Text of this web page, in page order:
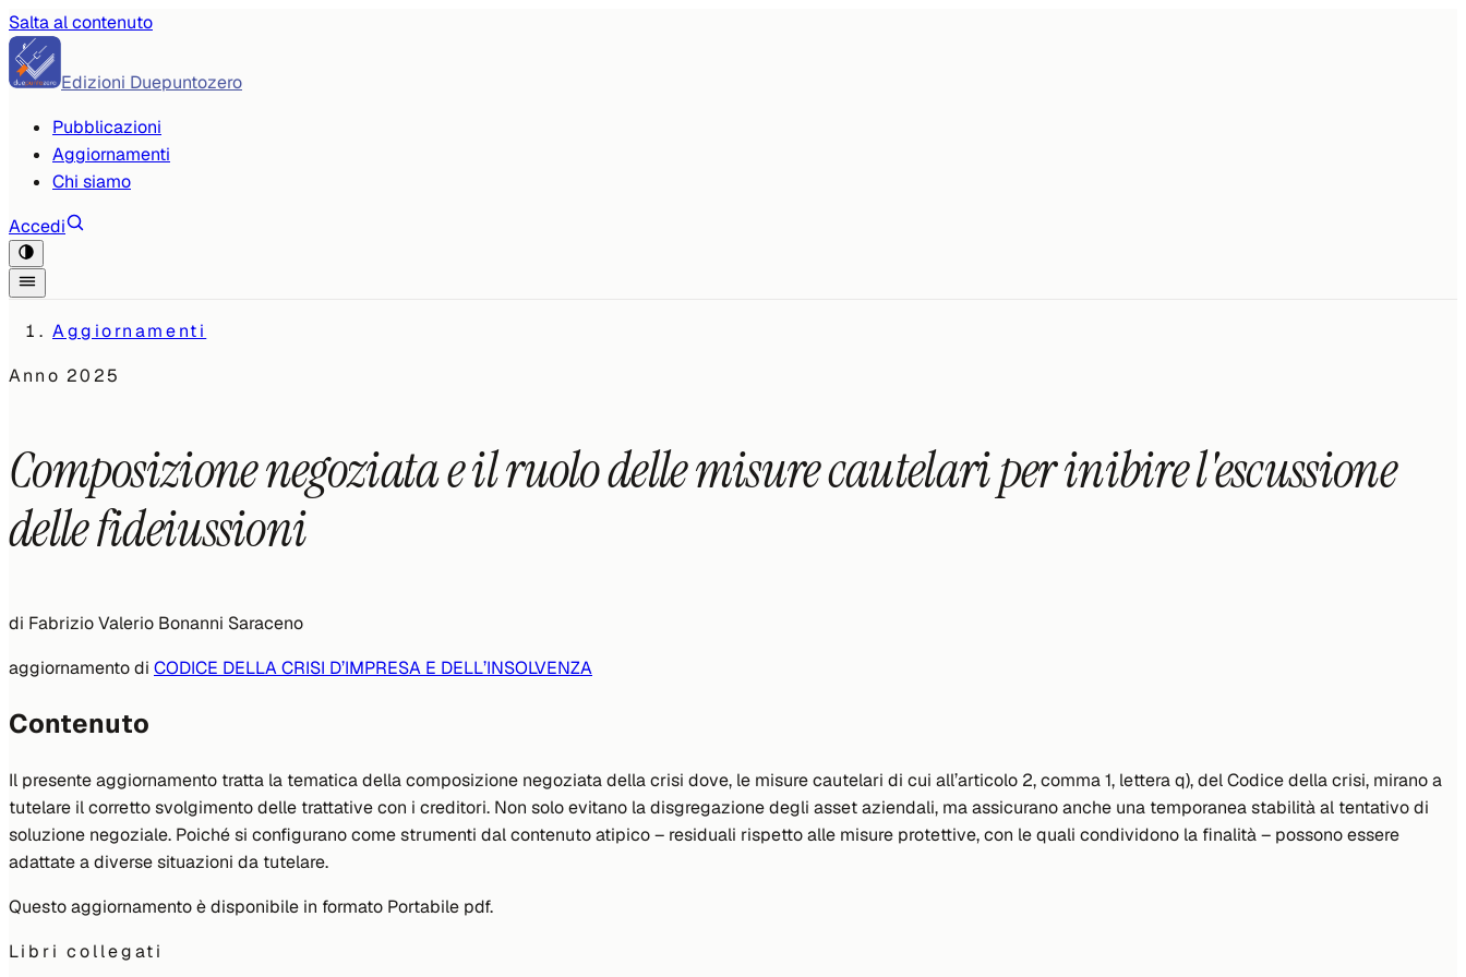
Salta al contenuto
Edizioni Duepuntozero
Pubblicazioni
Aggiornamenti
Chi siamo
Accedi
Aggiornamenti
Anno2025
Composizione negoziata e il ruolo delle misure cautelari per inibire l'escussione
delle fideiussioni
di Fabrizio Valerio Bonanni Saraceno
aggiornamento di CODICE DELLA CRISI D’IMPRESA E DELL’INSOLVENZA
Contenuto
Il presente aggiornamento tratta la tematica della composizione negoziata della crisi dove, le misure cautelari di cui all’articolo 2, comma 1, lettera q), del Codice della crisi, mirano a
tutelare il corretto svolgimento delle trattative con i creditori. Non solo evitano la disgregazione degli asset aziendali, ma assicurano anche una temporanea stabilità al tentativo di
soluzione negoziale. Poiché si configurano come strumenti dal contenuto atipico – residuali rispetto alle misure protettive, con le quali condividono la finalità – possono essere
adattate a diverse situazioni da tutelare.
Questo aggiornamento è disponibile in formato Portabile pdf.
Libri collegati